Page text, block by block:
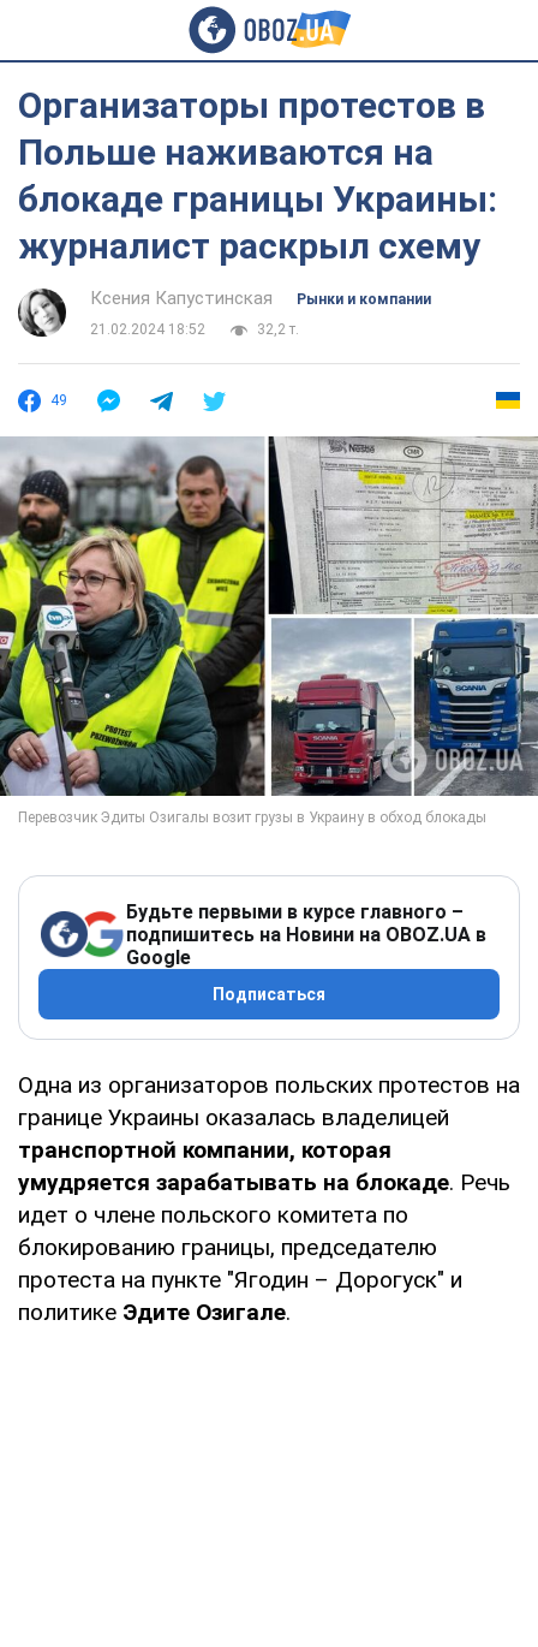
Организаторы протестов в
Польше наживаются на
блокаде границы Украины:
журналист раскрыл схему
Ксения Капустинская
Рынки и компании
21.02.2024 18:52
32,2 т.
49
Будьте первыми в курсе главного –
подпишитесь на Новини на OBOZ.UA в
Google
Подписаться
Одна из организаторов польских протестов на
границе Украины оказалась владелицей
транспортной компании, которая
умудряется зарабатывать на блокаде. Речь
идет о члене польского комитета по
блокированию границы, председателю
протеста на пункте "Ягодин – Дорогуск" и
политике Эдите Озигале.